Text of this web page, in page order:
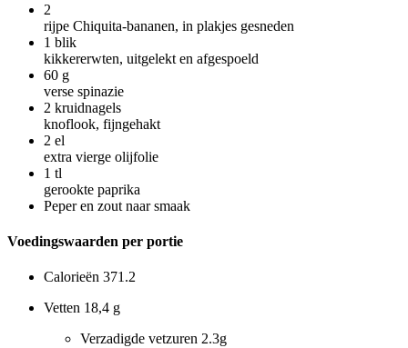
2
rijpe Chiquita-bananen, in plakjes gesneden
1 blik
kikkererwten, uitgelekt en afgespoeld
60 g
verse spinazie
2 kruidnagels
knoflook, fijngehakt
2 el
extra vierge olijfolie
1 tl
gerookte paprika
Peper en zout naar smaak
Voedingswaarden per portie
Calorieën 371.2
Vetten 18,4 g
Verzadigde vetzuren 2.3g